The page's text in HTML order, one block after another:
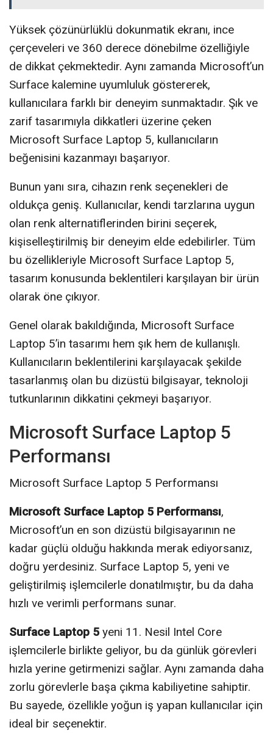
Yüksek çözünürlüklü dokunmatik ekranı, ince
çerçeveleri ve 360 derece dönebilme özelliğiyle
de dikkat çekmektedir. Aynı zamanda Microsoft’un
Surface kalemine uyumluluk göstererek,
kullanıcılara farklı bir deneyim sunmaktadır. Şık ve
zarif tasarımıyla dikkatleri üzerine çeken
Microsoft Surface Laptop 5, kullanıcıların
beğenisini kazanmayı başarıyor.
Bunun yanı sıra, cihazın renk seçenekleri de
oldukça geniş. Kullanıcılar, kendi tarzlarına uygun
olan renk alternatiflerinden birini seçerek,
kişiselleştirilmiş bir deneyim elde edebilirler. Tüm
bu özellikleriyle Microsoft Surface Laptop 5,
tasarım konusunda beklentileri karşılayan bir ürün
olarak öne çıkıyor.
Genel olarak bakıldığında, Microsoft Surface
Laptop 5’in tasarımı hem şık hem de kullanışlı.
Kullanıcıların beklentilerini karşılayacak şekilde
tasarlanmış olan bu dizüstü bilgisayar, teknoloji
tutkunlarının dikkatini çekmeyi başarıyor.
Microsoft Surface Laptop 5
Performansı
Microsoft Surface Laptop 5 Performansı
Microsoft Surface Laptop 5 Performansı,
Microsoft’un en son dizüstü bilgisayarının ne
kadar güçlü olduğu hakkında merak ediyorsanız,
doğru yerdesiniz. Surface Laptop 5, yeni ve
geliştirilmiş işlemcilerle donatılmıştır, bu da daha
hızlı ve verimli performans sunar.
Surface Laptop 5 yeni 11. Nesil Intel Core
işlemcilerle birlikte geliyor, bu da günlük görevleri
hızla yerine getirmenizi sağlar. Aynı zamanda daha
zorlu görevlerle başa çıkma kabiliyetine sahiptir.
Bu sayede, özellikle yoğun iş yapan kullanıcılar için
ideal bir seçenektir.